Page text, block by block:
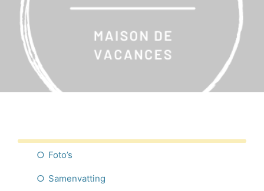
Nederlands
Foto’s
Samenvatting